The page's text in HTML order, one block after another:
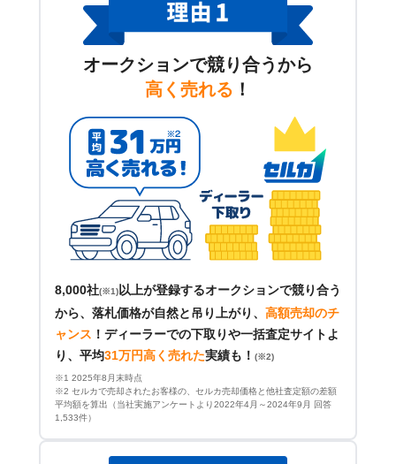
オークションで競り合うから
高く売れる ！
8,000社(※1) 以上が登録するオークションで競り合う
から、落札価格が自然と吊り上がり、 高額売却のチ
ャンス ！ ディーラーでの下取りや一括査定サイトよ
り、平均31万円高く売れた実績も！ (※2)
※1 2025年8月末時点
※2 セルカで売却されたお客様の、セルカ売却価格と他社査定額の差額
平均額を算出（当社実施アンケートより2022年4月～2024年9月 回答
1,533件）